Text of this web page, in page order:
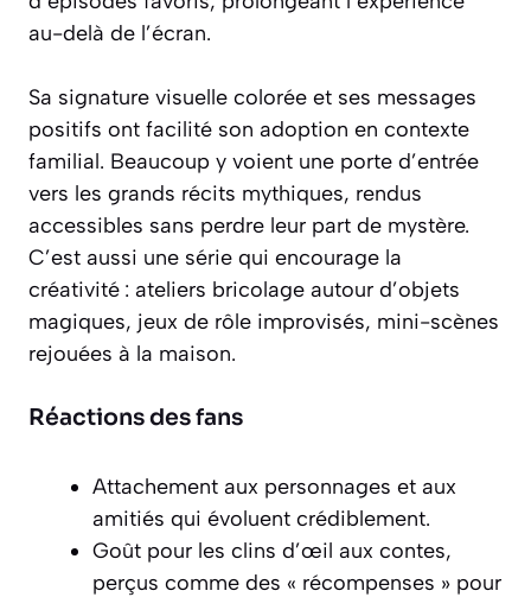
au-delà de l’écran.
Sa signature visuelle colorée et ses messages
positifs ont facilité son adoption en contexte
familial. Beaucoup y voient une porte d’entrée
vers les grands récits mythiques, rendus
accessibles sans perdre leur part de mystère.
C’est aussi une série qui encourage la
créativité : ateliers bricolage autour d’objets
magiques, jeux de rôle improvisés, mini-scènes
rejouées à la maison.
Réactions des fans
Attachement aux personnages et aux
amitiés qui évoluent crédiblement.
Goût pour les clins d’œil aux contes,
perçus comme des « récompenses » pour